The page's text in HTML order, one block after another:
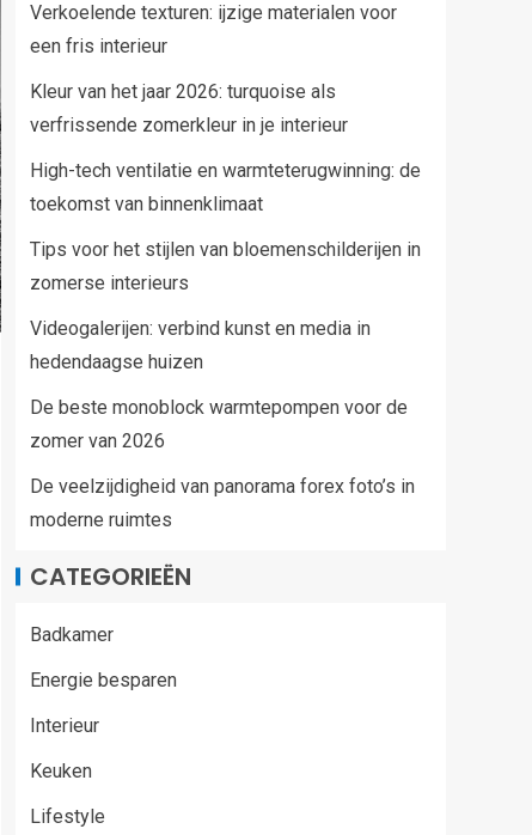
Verkoelende texturen: ijzige materialen voor
een fris interieur
Kleur van het jaar 2026: turquoise als
verfrissende zomerkleur in je interieur
High-tech ventilatie en warmteterugwinning: de
toekomst van binnenklimaat
Tips voor het stijlen van bloemenschilderijen in
zomerse interieurs
Videogalerijen: verbind kunst en media in
hedendaagse huizen
De beste monoblock warmtepompen voor de
zomer van 2026
De veelzijdigheid van panorama forex foto’s in
moderne ruimtes
CATEGORIEËN
Badkamer
Energie besparen
Interieur
Keuken
Lifestyle